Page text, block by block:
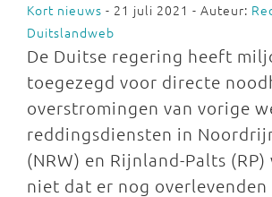
Kort nieuws - 21 juli 2021 - Auteur:
Duitslandweb
De Duitse regering heeft
toegezegd voor directe
overstromingen van vorige
reddingsdiensten in
(NRW) en Rijnland-Palts
niet dat er nog overlevenden